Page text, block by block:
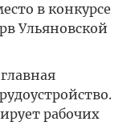
в конкурсе
Ульяновской
рабочих